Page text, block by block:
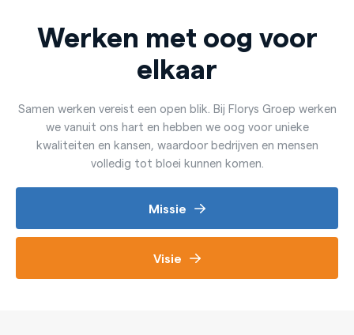
Werken met oog voor
elkaar
Samen werken vereist een open blik. Bij Florys Groep werken
we vanuit ons hart en hebben we oog voor unieke
kwaliteiten en kansen, waardoor bedrijven en mensen
volledig tot bloei kunnen komen.
Missie
Visie